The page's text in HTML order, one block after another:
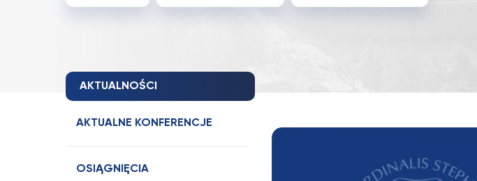
AKTUALNOŚCI
AKTUALNE KONFERENCJE
OSIĄGNIĘCIA